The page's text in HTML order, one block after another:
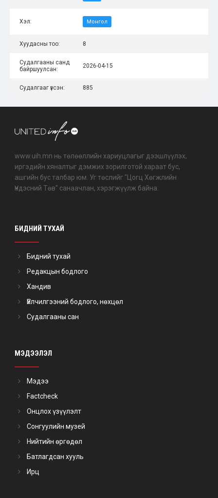
Хэл: Монгол
Хуудасны тоо: 8
Судалгааны санд
байршуулсан:
2026-04-15
Судалгааг үзсэн: 885
www.uih.mn нь төлөөллийн хариуцлагыг дээшлүүлэх,
иргэдийн хяналтыг дэмжих зорилготой хараат бус,
ашгийн бус талбар юм. Уг төслийг "Цогц Хөгжлийн
Үндэсний Төв" санаачлан, хэрэгжүүлж байна.
БИДНИЙ ТУХАЙ
Бидний тухай
Редакцын бодлого
Хандив
Үйлчилгээний бодлого, нөхцөл
Судалгааны сан
МЭДЭЭЛЭЛ
Мэдээ
Factcheck
Онцлох үзүүлэлт
Сонгуулийн музей
Нийтийн өргөдөл
Батлагдсан хууль
Ирц